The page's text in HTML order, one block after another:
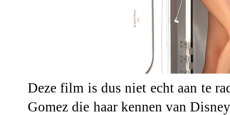
Deze film is dus niet echt aan te
Gomez die haar kennen van